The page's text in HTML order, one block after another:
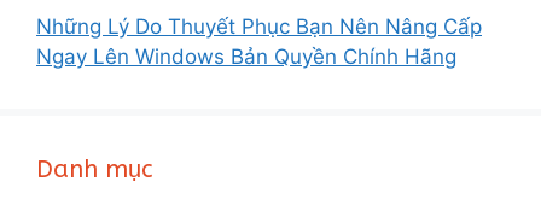
Những Lý Do Thuyết Phục Bạn Nên Nâng Cấp
Ngay Lên Windows Bản Quyền Chính Hãng
Danh mục